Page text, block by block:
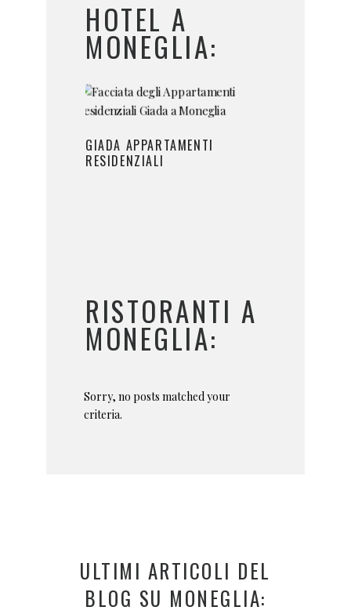
HOTEL A
MONEGLIA:
GIADA APPARTAMENTI
RESIDENZIALI
RISTORANTI A
MONEGLIA:
Sorry, no posts matched your
criteria.
ULTIMI ARTICOLI DEL
BLOG SU MONEGLIA: